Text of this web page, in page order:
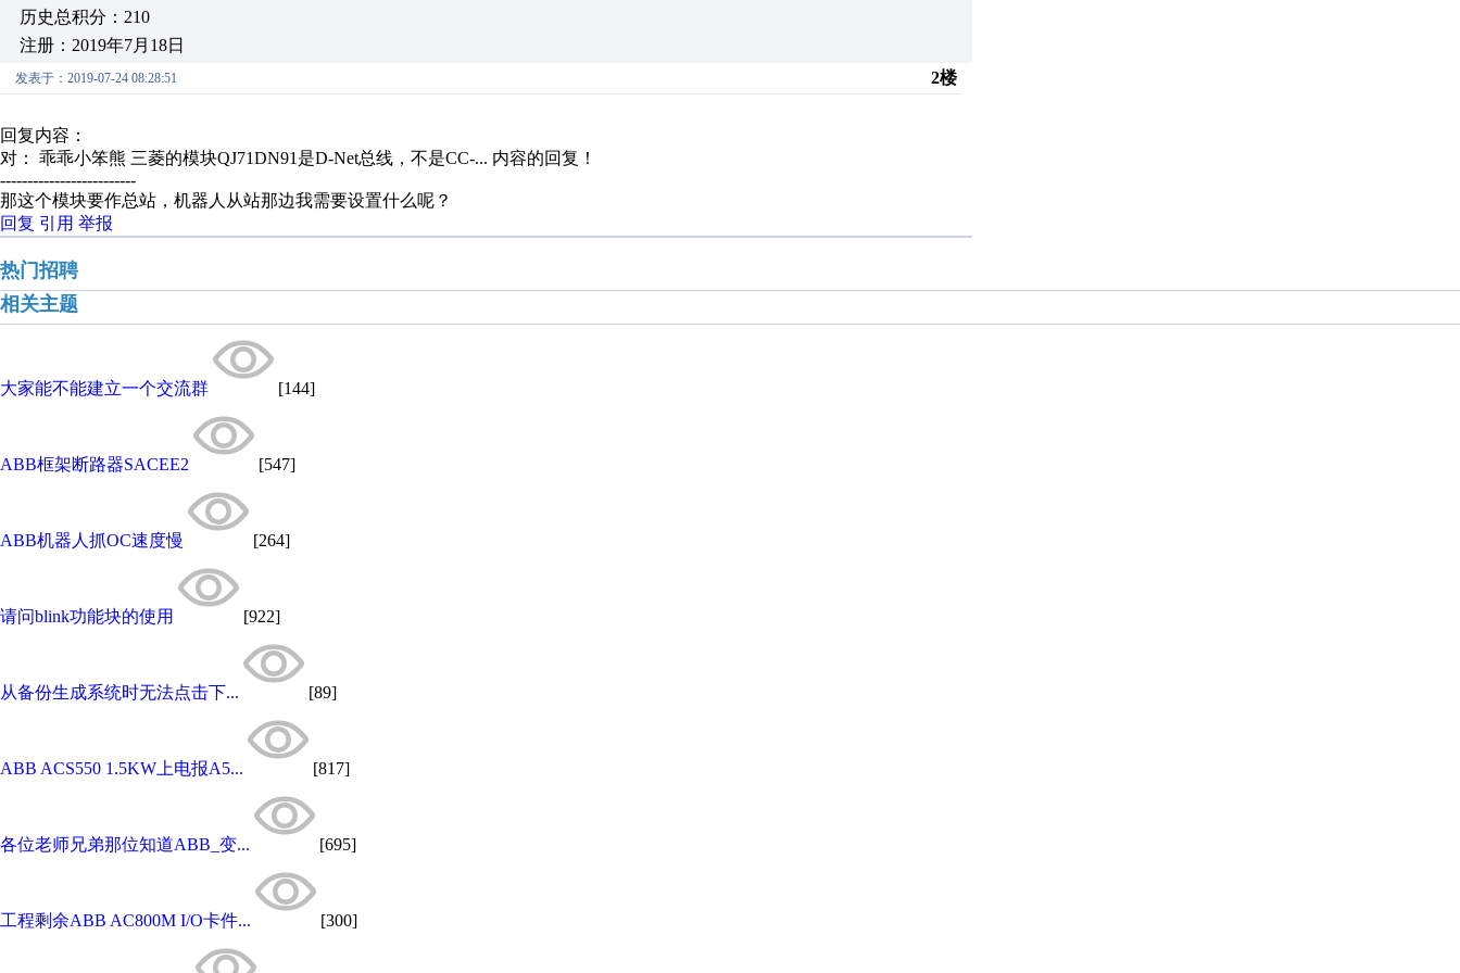
历史总积分：210
注册：2019年7月18日
发表于：2019-07-24 08:28:51 2楼
回复内容：
对： 乖乖小笨熊 三菱的模块QJ71DN91是D-Net总线，不是CC-... 内容的回复！
-------------------------
那这个模块要作总站，机器人从站那边我需要设置什么呢？
回复 引用 举报
热门招聘
相关主题
大家能不能建立一个交流群 [144]
ABB框架断路器SACEE2 [547]
ABB机器人抓OC速度慢 [264]
请问blink功能块的使用 [922]
从备份生成系统时无法点击下... [89]
ABB ACS550 1.5KW上电报A5... [817]
各位老师兄弟那位知道ABB_变... [695]
工程剩余ABB AC800M I/O卡件... [300]